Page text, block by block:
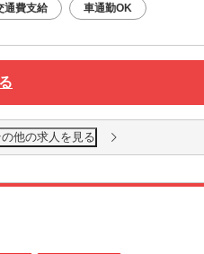
通費支給 車通勤OK
他の求人を見る